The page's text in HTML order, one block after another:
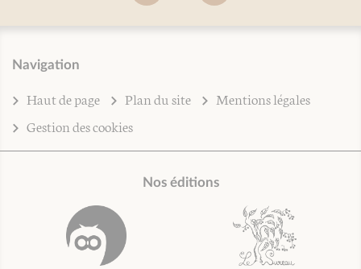
Navigation
Haut de page Plan du site
Mentions légales
Gestion des cookies
Nos éditions